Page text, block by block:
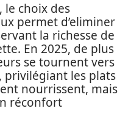
le choix des
permet d’eliminer
la richesse de
En 2025, de plus
se tournent vers
privilégiant les plats
nourrissent, mais
réconfort